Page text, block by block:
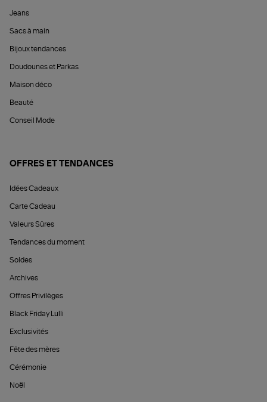
Jeans
Sacs à main
Bijoux tendances
Doudounes et Parkas
Maison déco
Beauté
Conseil Mode
OFFRES ET TENDANCES
Idées Cadeaux
Carte Cadeau
Valeurs Sûres
Tendances du moment
Soldes
Archives
Offres Privilèges
Black Friday Lulli
Exclusivités
Fête des mères
Cérémonie
Noël